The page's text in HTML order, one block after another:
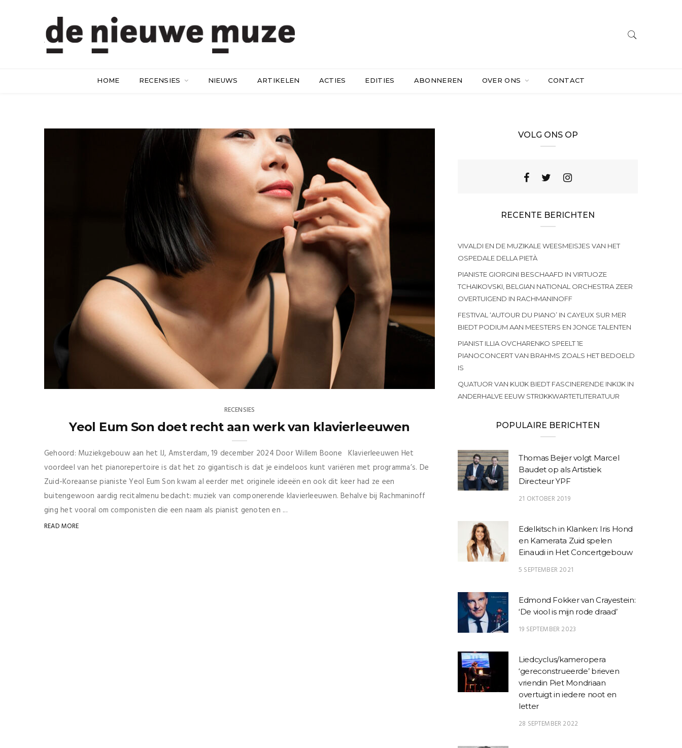
HOME RECENSIES NIEUWS ARTIKELEN ACTIES EDITIES ABONNEREN OVER ONS CONTACT
RECENSIES
Yeol Eum Son doet recht aan werk van klavierleeuwen
Gehoord: Muziekgebouw aan het IJ, Amsterdam, 19 december 2024 Door Willem Boone Klavierleeuwen Het
voordeel van het pianorepertoire is dat het zo gigantisch is dat je eindeloos kunt variëren met programma’s. De
Zuid-Koreaanse pianiste Yeol Eum Son kwam al eerder met originele ideeën en ook dit keer had ze een
buitengewoon aardig recitalmenu bedacht: muziek van componerende klavierleeuwen. Behalve bij Rachmaninoff
ging het vooral om componisten die een naam als pianist genoten en ...
READ MORE
VOLG ONS OP
RECENTE BERICHTEN
VIVALDI EN DE MUZIKALE WEESMEISJES VAN HET
OSPEDALE DELLA PIETÀ
PIANISTE GIORGINI BESCHAAFD IN VIRTUOZE
TCHAIKOVSKI, BELGIAN NATIONAL ORCHESTRA ZEER
OVERTUIGEND IN RACHMANINOFF
FESTIVAL ‘AUTOUR DU PIANO’ IN CAYEUX SUR MER
BIEDT PODIUM AAN MEESTERS EN JONGE TALENTEN
PIANIST ILLIA OVCHARENKO SPEELT 1E
PIANOCONCERT VAN BRAHMS ZOALS HET BEDOELD
IS
QUATUOR VAN KUIJK BIEDT FASCINERENDE INKIJK IN
ANDERHALVE EEUW STRIJKKWARTETLITERATUUR
POPULAIRE BERICHTEN
Thomas Beijer volgt Marcel
Baudet op als Artistiek
Directeur YPF
21 OKTOBER 2019
Edelkitsch in Klanken: Iris Hond
en Kamerata Zuid spelen
Einaudi in Het Concertgebouw
5 SEPTEMBER 2021
Edmond Fokker van Crayestein:
‘De viool is mijn rode draad’
19 SEPTEMBER 2023
Liedcyclus/kameropera
‘gereconstrueerde’ brieven
vriendin Piet Mondriaan
overtuigt in iedere noot en
letter
28 SEPTEMBER 2022